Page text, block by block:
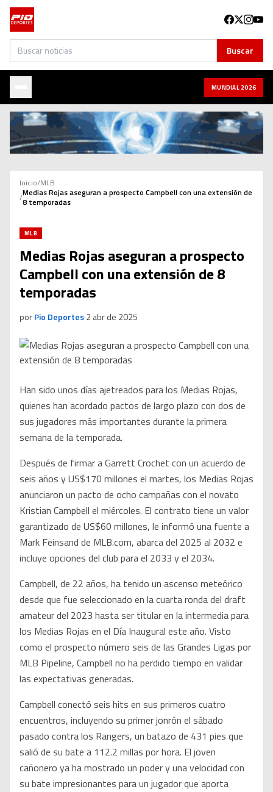
Buscar Buscar
MUNDIAL 2026
Inicio/MLB
/Medias Rojas aseguran a prospecto Campbell con una extensión de
8 temporadas
MLB
Medias Rojas aseguran a prospecto
Campbell con una extensión de 8
temporadas
porPio Deportes·2 abr de 2025
Han sido unos días ajetreados para los Medias Rojas,
quienes han acordado pactos de largo plazo con dos de
sus jugadores más importantes durante la primera
semana de la temporada.
Después de firmar a Garrett Crochet con un acuerdo de
seis años y US$170 millones el martes, los Medias Rojas
anunciaron un pacto de ocho campañas con el novato
Kristian Campbell el miércoles. El contrato tiene un valor
garantizado de US$60 millones, le informó una fuente a
Mark Feinsand de MLB.com, abarca del 2025 al 2032 e
incluye opciones del club para el 2033 y el 2034.
Campbell, de 22 años, ha tenido un ascenso meteórico
desde que fue seleccionado en la cuarta ronda del draft
amateur del 2023 hasta ser titular en la intermedia para
los Medias Rojas en el Día Inaugural este año. Visto
como el prospecto número seis de las Grandes Ligas por
MLB Pipeline, Campbell no ha perdido tiempo en validar
las expectativas generadas.
Campbell conectó seis hits en sus primeros cuatro
encuentros, incluyendo su primer jonrón el sábado
pasado contra los Rangers, un batazo de 431 pies que
salió de su bate a 112.2 millas por hora. El joven
cañonero ya ha mostrado un poder y una velocidad con
su bate impresionantes para un jugador que aporta